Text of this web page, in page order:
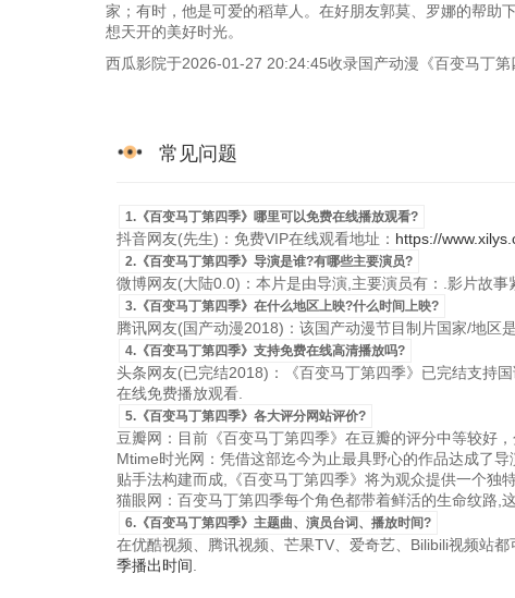
家；有时，他是可爱的稻草人。在好朋友郭莫、罗娜的帮助
想天开的美好时光。
西瓜影院于2026-01-27 20:24:45收录国产动漫《百变马丁第
常见问题
1.《百变马丁第四季》哪里可以免费在线播放观看?
抖音网友(先生)：免费VIP在线观看地址： https://
2.《百变马丁第四季》导演是谁?有哪些主要演员?
微博网友(大陆0.0)：本片是由导演,主要演员有：.影片故事
3.《百变马丁第四季》在什么地区上映?什么时间上映?
腾讯网友(国产动漫2018)：该国产动漫节目制片国家/地区
4.《百变马丁第四季》支持免费在线高清播放吗?
头条网友(已完结2018)：《百变马丁第四季》已完结支持
在线免费播放观看.
5.《百变马丁第四季》各大评分网站评价?
豆瓣网：目前《百变马丁第四季》在豆瓣的评分中等较好
Mtime时光网：凭借这部迄今为止最具野心的作品达成了
贴手法构建而成,《百变马丁第四季》将为观众提供一个独
猫眼网：百变马丁第四季每个角色都带着鲜活的生命纹路,
6.《百变马丁第四季》主题曲、演员台词、播放时间?
在优酷视频、腾讯视频、芒果TV、爱奇艺、Bilibili视频站都
季播出时间